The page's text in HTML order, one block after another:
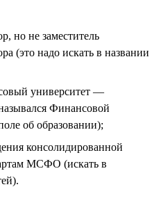
но не заместитель
(это надо искать в названии
университет —
Финансовой
об образовании);
консолидированной
МСФО (искать в